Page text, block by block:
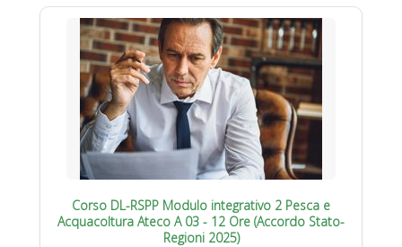
Corso DL-RSPP Modulo integrativo 2 Pesca e
Acquacoltura Ateco A 03 - 12 Ore (Accordo Stato-
Regioni 2025)